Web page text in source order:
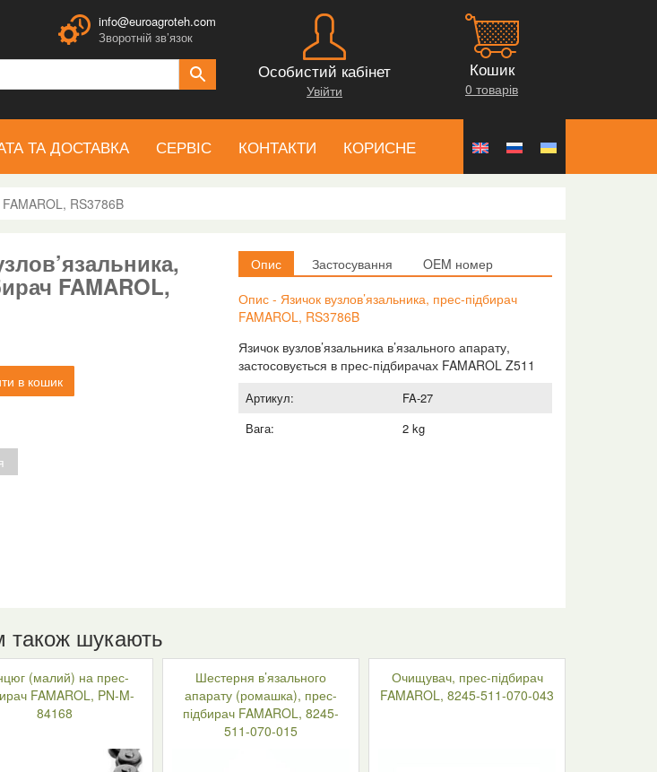
info@euroagroteh.com
Зворотній зв’язок
Особистий кабінет
Увійти
Кошик
0 товарів
ТА ДОСТАВКА СЕРВІС КОНТАКТИ КОРИСНЕ
FAMAROL, RS3786B
FAMAROL,
в кошик
Опис Застосування
OEM номер
Опис - Язичок вузлов’язальника, прес-підбирач
FAMAROL, RS3786B
Язичок вузлов’язальника в’язального апарату,
застосовується в прес-підбирачах FAMAROL Z511
Артикул:
FA-27
Вага:
2 kg
також шукають
(малий) на прес-
FAMAROL, PN-M-
84168
Шестерня в’язального
апарату (ромашка), прес-
підбирач FAMAROL, 8245-
511-070-015
Очищувач, прес-підбирач
FAMAROL, 8245-511-070-043